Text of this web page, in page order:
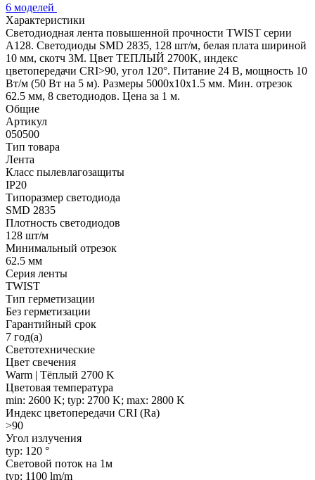
6 моделей
Характеристики
Светодиодная лента повышенной прочности TWIST серии
A128. Светодиоды SMD 2835, 128 шт/м, белая плата шириной
10 мм, скотч 3M. Цвет ТЕПЛЫЙ 2700K, индекс
цветопередачи CRI>90, угол 120°. Питание 24 В, мощность 10
Вт/м (50 Вт на 5 м). Размеры 5000x10x1.5 мм. Мин. отрезок
62.5 мм, 8 светодиодов. Цена за 1 м.
Общие
Артикул
050500
Тип товара
Лента
Класс пылевлагозащиты
IP20
Типоразмер светодиода
SMD 2835
Плотность светодиодов
128 шт/м
Минимальный отрезок
62.5 мм
Серия ленты
TWIST
Тип герметизации
Без герметизации
Гарантийный срок
7 год(а)
Светотехнические
Цвет свечения
Warm | Тёплый 2700 K
Цветовая температура
min: 2600 K; typ: 2700 K; max: 2800 K
Индекс цветопередачи CRI (Ra)
>90
Угол излучения
typ: 120 °
Световой поток на 1м
typ: 1100 lm/m